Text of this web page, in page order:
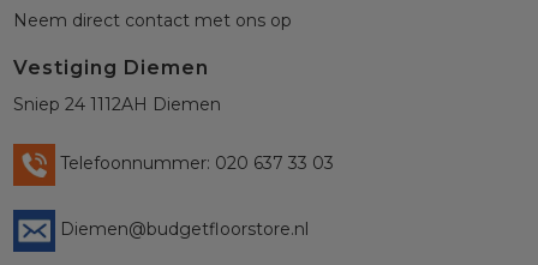
Neem direct contact met ons op
Vestiging Diemen
Sniep 24 1112AH Diemen
Telefoonnummer: 020 637 33 03
Diemen@budgetfloorstore.nl